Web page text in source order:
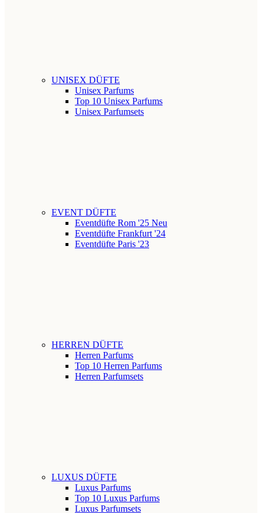
UNISEX DÜFTE
Unisex Parfums
Top 10 Unisex Parfums
Unisex Parfumsets
EVENT DÜFTE
Eventdüfte Rom '25 Neu
Eventdüfte Frankfurt '24
Eventdüfte Paris '23
HERREN DÜFTE
Herren Parfums
Top 10 Herren Parfums
Herren Parfumsets
LUXUS DÜFTE
Luxus Parfums
Top 10 Luxus Parfums
Luxus Parfumsets